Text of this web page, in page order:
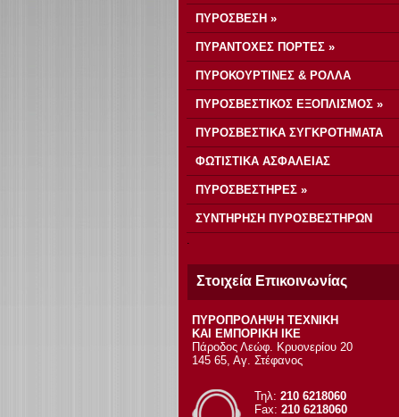
ΠΥΡΟΣΒΕΣΗ »
ΠΥΡΑΝΤΟΧΕΣ ΠΟΡΤΕΣ »
ΠΥΡΟΚΟΥΡΤΙΝΕΣ & ΡΟΛΛΑ
ΠΥΡΟΣΒΕΣΤΙΚΟΣ ΕΞΟΠΛΙΣΜΟΣ »
ΠΥΡΟΣΒΕΣΤΙΚΑ ΣΥΓΚΡΟΤΗΜΑΤΑ
ΦΩΤΙΣΤΙΚΑ ΑΣΦΑΛΕΙΑΣ
ΠΥΡΟΣΒΕΣΤΗΡΕΣ »
ΣΥΝΤΗΡΗΣΗ ΠΥΡΟΣΒΕΣΤΗΡΩΝ
Στοιχεία Επικοινωνίας
ΠΥΡΟΠΡΟΛΗΨΗ ΤΕΧΝΙΚΗ
ΚΑΙ ΕΜΠΟΡΙΚΗ ΙΚΕ
Πάροδος Λεώφ. Κρυονερίου 20
145 65, Αγ. Στέφανος
Τηλ: 210 6218060
Fax: 210 6218060